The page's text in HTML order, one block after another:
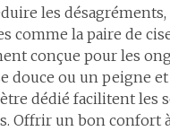
les
comme la paire de
conçue pour les
douce ou un peigne
dédié facilitent les
Offrir un bon confort